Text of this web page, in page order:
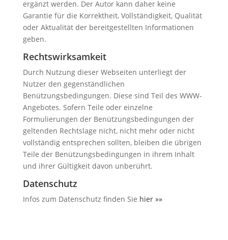
ergänzt werden. Der Autor kann daher keine
Garantie für die Korrektheit, Vollständigkeit, Qualität
oder Aktualität der bereitgestellten Informationen
geben.
Rechtswirksamkeit
Durch Nutzung dieser Webseiten unterliegt der
Nutzer den gegenständlichen
Benützungsbedingungen. Diese sind Teil des WWW-
Angebotes. Sofern Teile oder einzelne
Formulierungen der Benützungsbedingungen der
geltenden Rechtslage nicht, nicht mehr oder nicht
vollständig entsprechen sollten, bleiben die übrigen
Teile der Benützungsbedingungen in ihrem Inhalt
und ihrer Gültigkeit davon unberührt.
Datenschutz
Infos zum Datenschutz finden Sie hier »»